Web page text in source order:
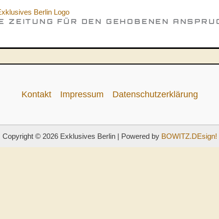
ZEITUNG FÜR DEN GEHOBENEN
Kontakt Impressum Datenschutzerklärung
Copyright © 2026 Exklusives Berlin | Powered by BOWITZ.DEsign!